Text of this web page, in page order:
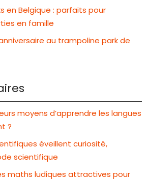
en Belgique : parfaits pour
en famille
au trampoline park de
moyens d’apprendre les langues
?
éveillent curiosité,
scientifique
maths ludiques attractives pour